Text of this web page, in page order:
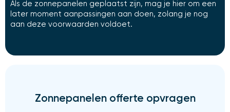
Als de zonnepanelen geplaatst zijn, mag je hier om een
later moment aanpassingen aan doen, zolang je nog
aan deze voorwaarden voldoet.
Zonnepanelen offerte opvragen